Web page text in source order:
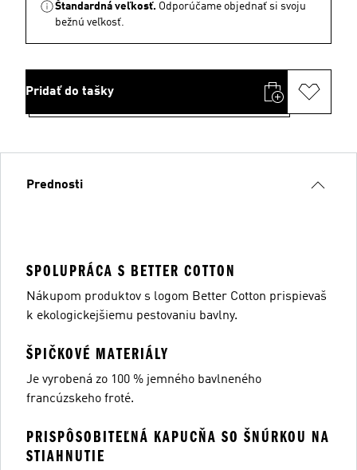
Štandardná veľkosť. Odporúčame objednať si svoju
bežnú veľkosť.
Pridať do tašky
Prednosti
SPOLUPRÁCA S BETTER COTTON
Nákupom produktov s logom Better Cotton prispievaš
k ekologickejšiemu pestovaniu bavlny.
ŠPIČKOVÉ MATERIÁLY
Je vyrobená zo 100 % jemného bavlneného
francúzskeho froté.
PRISPÔSOBITEĽNÁ KAPUCŇA SO ŠNÚRKOU NA
STIAHNUTIE